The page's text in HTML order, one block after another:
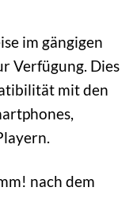
im gängigen
Verfügung. Dies
mit den
nach dem